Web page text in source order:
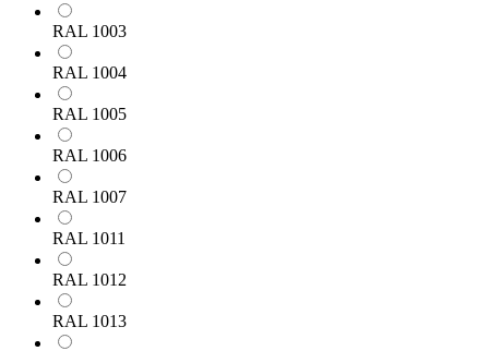
RAL 1003
RAL 1004
RAL 1005
RAL 1006
RAL 1007
RAL 1011
RAL 1012
RAL 1013